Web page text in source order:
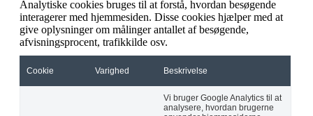
Analytiske cookies bruges til at forstå, hvordan besøgende
interagerer med hjemmesiden. Disse cookies hjælper med at
give oplysninger om målinger antallet af besøgende,
afvisningsprocent, trafikkilde osv.
Cookie Varighed Beskrivelse
Vi bruger Google Analytics til at
analysere, hvordan brugerne